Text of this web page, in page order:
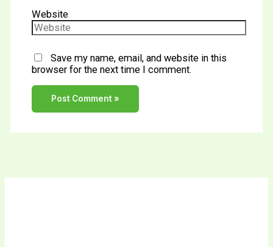
Website
Save my name, email, and website in this
browser for the next time I comment.